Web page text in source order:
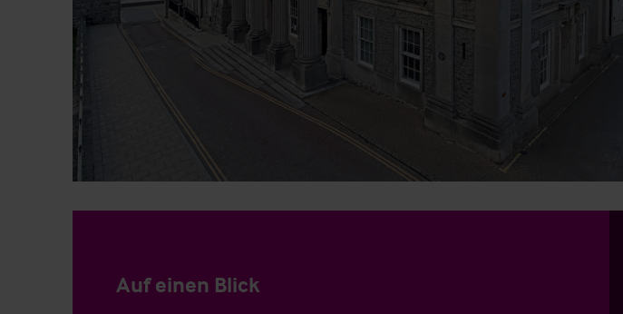
Auf einen Blick